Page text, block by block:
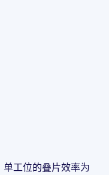
工位的叠片效率为